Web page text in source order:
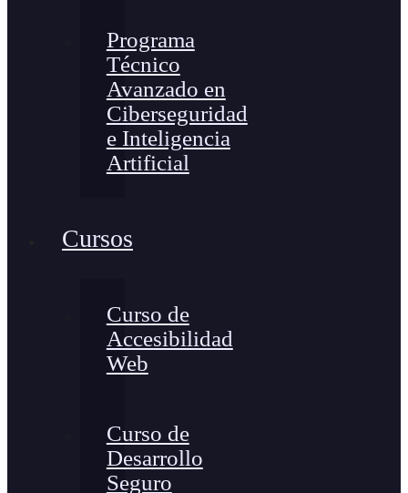
Programa
Técnico
Avanzado en
Ciberseguridad
e Inteligencia
Artificial
Cursos
Curso de
Accesibilidad
Web
Curso de
Desarrollo
Seguro